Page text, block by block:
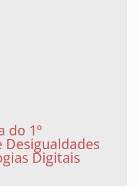
do 1º
Desigualdades
Digitais